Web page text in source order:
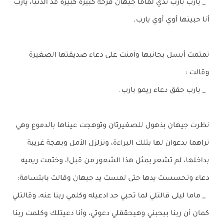
_ يارب يارب تدي لماما جيهان فرحة كبيرة كبيرة قد الدنيا، يارب
أنا حبيتها أوي أوي يارب.
تمتمت أيسل بجانبها وآمنت على دعاء صديقتها الصغيرة
وقالت :
_ يارب حقق دعاء ريمو يارب.
نظرت جيهان بذهول للصغيرتان وتوهجت عيناها بالدموع وهي
تراهما يدعوان لها بتلك البراءة، وتزلزل الأمل وبهجة غريبة
بداخلها، لم تشعر بمثل هذا الشعور من قبل!، وختمت ريميه
دعاء وتحسست يدها جتى لمست يد جيهان وقالت بابتسامة:
_ ماما ليلى قالتلي لما تحبي حد ادعيله وكلمي ربنا عنه، وقالتلي
كمان أن ربنا بيحبني وهيحققلي دعوتي، وأنا دعيتلك وكلمت ربنا